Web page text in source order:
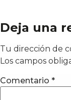
Deja una
Tu dirección de
Los campos
Comentario *